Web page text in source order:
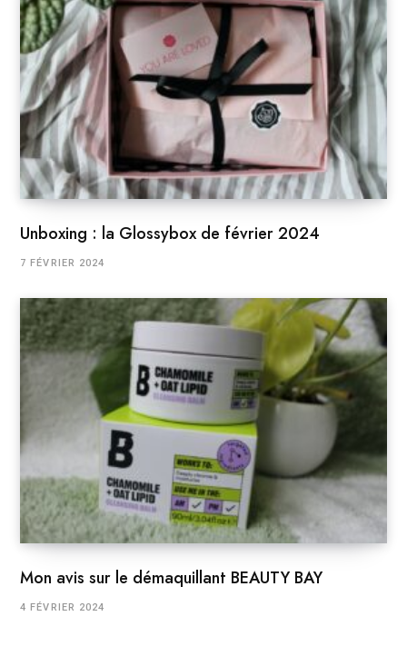
Unboxing : la Glossybox de février 2024
7 FÉVRIER 2024
Mon avis sur le démaquillant BEAUTY BAY
4 FÉVRIER 2024